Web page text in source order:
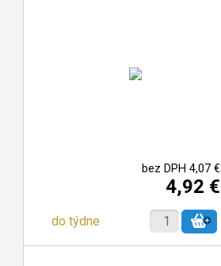
bez DPH 4,07 €
4,92 €
do týdne